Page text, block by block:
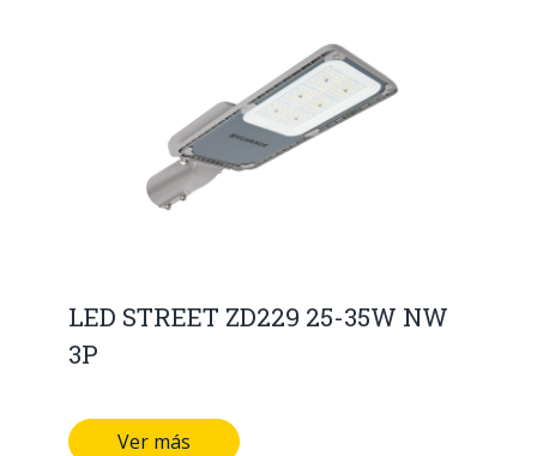
LED STREET ZD229 25-35W NW
3P
Ver más